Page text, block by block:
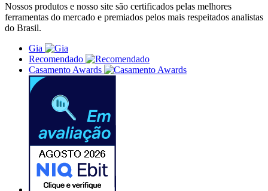
Nossos produtos e nosso site são certificados pelas melhores
ferramentas do mercado e premiados pelos mais respeitados analistas
do Brasil.
Gia
Recomendado
Casamento Awards